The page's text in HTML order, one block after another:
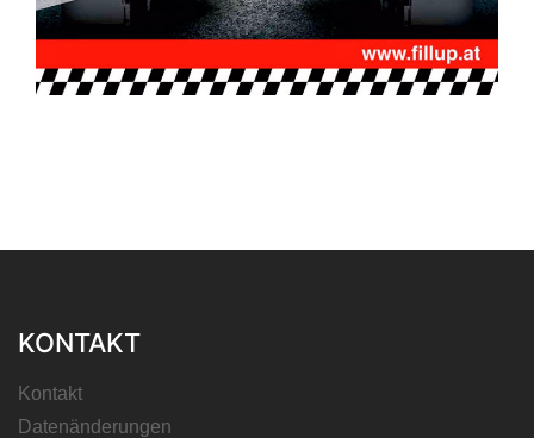
KONTAKT
Kontakt
Datenänderungen